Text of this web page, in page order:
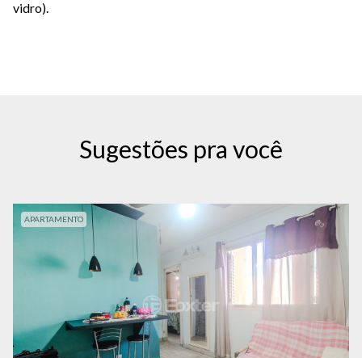
vidro).
Sugestões pra você
APARTAMENTO